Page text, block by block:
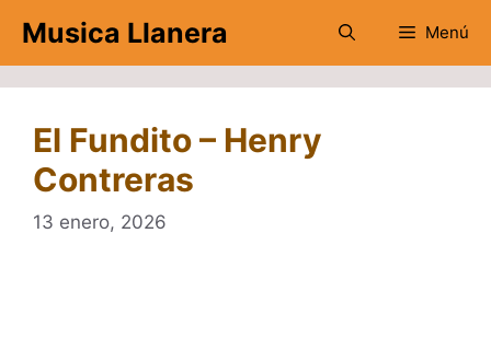
contenido
Musica Llanera Menú
El Fundito – Henry
Contreras
13 enero, 2026